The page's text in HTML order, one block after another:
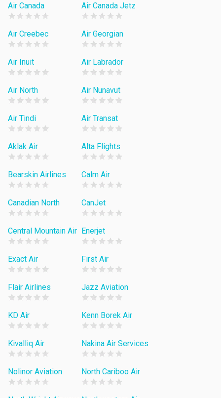
Air Canada Air Canada Jetz
Air Creebec Air Georgian
Air Inuit Air Labrador
Air North Air Nunavut
Air Tindi Air Transat
Aklak Air Alta Flights
Bearskin Airlines Calm Air
Canadian North CanJet
Central Mountain Air Enerjet
Exact Air First Air
Flair Airlines Jazz Aviation
KD Air Kenn Borek Air
Kivalliq Air Nakina Air Services
Nolinor Aviation North Cariboo Air